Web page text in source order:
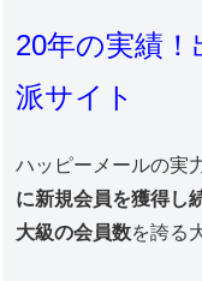
20年の実績
派サイト
ハッピーメールの実
に新規会員を獲得し
大級の会員数を誇る